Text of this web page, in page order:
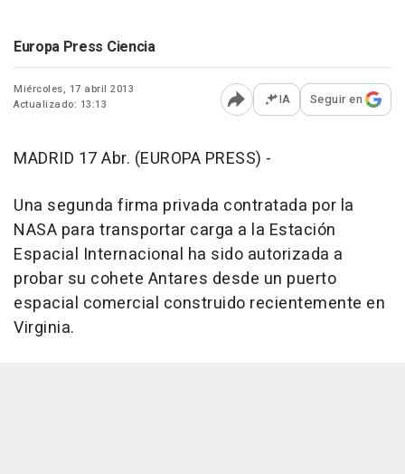
Europa Press Ciencia
Miércoles, 17 abril 2013
Actualizado: 13:13
Abrir opciones para
IA Seguir en
MADRID 17 Abr. (EUROPA PRESS) -
Una segunda firma privada contratada por la
NASA para transportar carga a la Estación
Espacial Internacional ha sido autorizada a
probar su cohete Antares desde un puerto
espacial comercial construido recientemente en
Virginia.